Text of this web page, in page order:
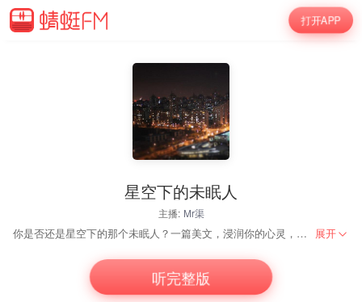
打开APP
星空下的未眠人
主播: Mr渠
你是否还是星空下的那个未眠人？一篇美文，浸润你的心灵，让耳朵苏醒，让心灵睡眠！ 展开
听完整版